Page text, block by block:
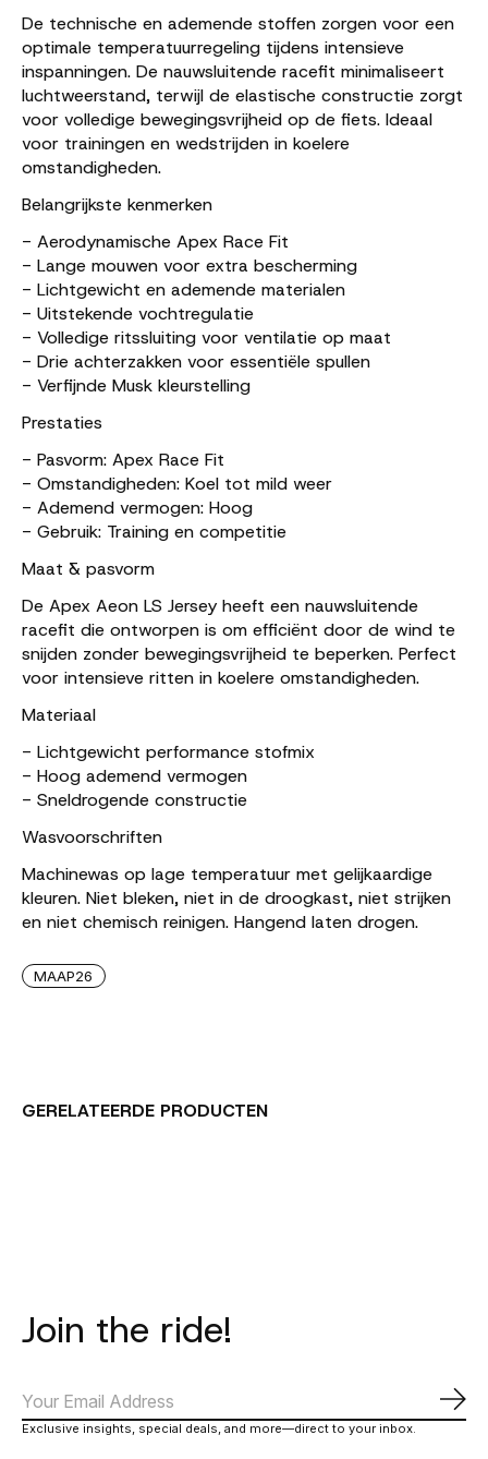
De technische en ademende stoffen zorgen voor een
optimale temperatuurregeling tijdens intensieve
inspanningen. De nauwsluitende racefit minimaliseert
luchtweerstand, terwijl de elastische constructie zorgt
voor volledige bewegingsvrijheid op de fiets. Ideaal
voor trainingen en wedstrijden in koelere
omstandigheden.
Belangrijkste kenmerken
- Aerodynamische Apex Race Fit
- Lange mouwen voor extra bescherming
- Lichtgewicht en ademende materialen
- Uitstekende vochtregulatie
- Volledige ritssluiting voor ventilatie op maat
- Drie achterzakken voor essentiële spullen
- Verfijnde Musk kleurstelling
Prestaties
- Pasvorm: Apex Race Fit
- Omstandigheden: Koel tot mild weer
- Ademend vermogen: Hoog
- Gebruik: Training en competitie
Maat & pasvorm
De Apex Aeon LS Jersey heeft een nauwsluitende
racefit die ontworpen is om efficiënt door de wind te
snijden zonder bewegingsvrijheid te beperken. Perfect
voor intensieve ritten in koelere omstandigheden.
Materiaal
- Lichtgewicht performance stofmix
- Hoog ademend vermogen
- Sneldrogende constructie
Wasvoorschriften
Machinewas op lage temperatuur met gelijkaardige
kleuren. Niet bleken, niet in de droogkast, niet strijken
en niet chemisch reinigen. Hangend laten drogen.
MAAP26
GERELATEERDE PRODUCTEN
Join the ride!
Exclusive insights, special deals, and more—direct to your inbox.